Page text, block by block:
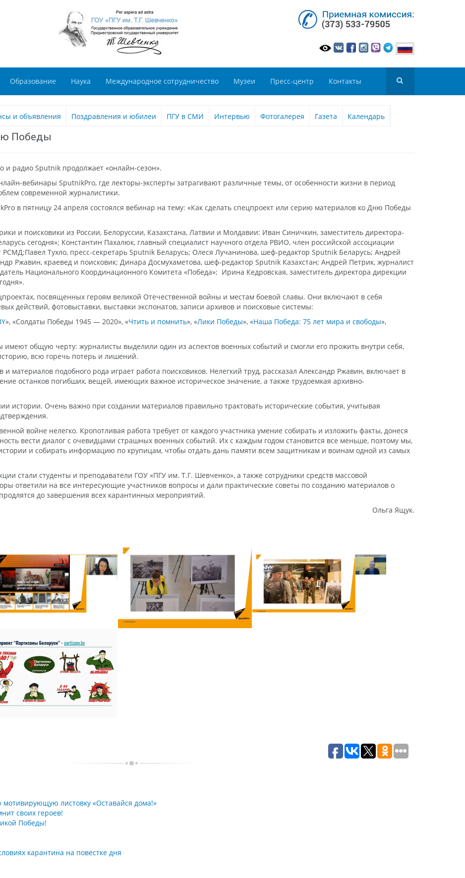
Образование Наука Международное сотрудничество Музеи Пресс-центр Контакты
и объявления Поздравления и юбилеи ПГУ в СМИ Интервью Фотогалерея Газета Календарь
Победы
радио Sputnik продолжает «онлайн-сезон».
вебинары SputnikPro, где лекторы-эксперты затрагивают различные темы, от особенности жизни в период
современной журналистики.
в пятницу 24 апреля состоялся вебинар на тему: «Как сделать спецпроект или серию материалов ко Дню Победы
и поисковики из России, Белоруссии, Казахстана, Латвии и Молдавии: Иван Синичкин, заместитель директора-
сегодня»; Константин Пахалюк, главный специалист научного отдела РВИО, член российской ассоциации
Тухло, пресс-секретарь Sputnik Беларусь; Олеся Лучанинова, шеф-редактор Sputnik Беларусь; Андрей
Ржавин, краевед и поисковик; Динара Досмухаметова, шеф-редактор Sputnik Казахстан; Андрей Петрик, журналист
Национального Координационного Комитета «Победа»; Ирина Кедровская, заместитель директора дирекции
посвященных героям великой Отечественной войны и местам боевой славы. Они включают в себя
действий, фотовыставки, выставки экспонатов, записи архивов и поисковые системы:
», «Солдаты Победы 1945 — 2020», «Чтить и помнить», «Лики Победы», «Наша Победа: 75 лет мира и свободы»,
общую черту: журналисты выделили один из аспектов военных событий и смогли его прожить внутри себя,
всю горечь потерь и лишений.
материалов подобного рода играет работа поисковиков. Нелегкий труд, рассказал Александр Ржавин, включает в
останков погибших, вещей, имеющих важное историческое значение, а также трудоемкая архивно-
истории. Очень важно при создании материалов правильно трактовать исторические события, учитывая
войне нелегко. Кропотливая работа требует от каждого участника умение собирать и изложить факты, донеся
вести диалог с очевидцами страшных военных событий. Их с каждым годом становится все меньше, поэтому мы,
и собирать информацию по крупицам, чтобы отдать дань памяти всем защитникам и воинам одной из самых
стали студенты и преподаватели ГОУ «ПГУ им. Т.Г. Шевченко», а также сотрудники средств массовой
ответили на все интересующие участников вопросы и дали практические советы по созданию материалов о
до завершения всех карантинных мероприятий.
Ольга Ящук.
листовку «Оставайся дома!»
своих героев!
Победы!
карантина на повестке дня